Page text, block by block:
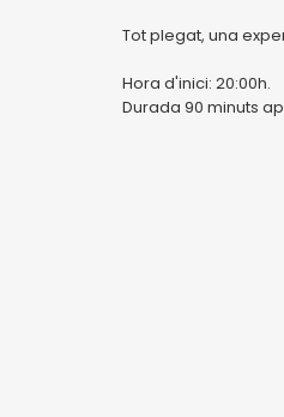
Tot plegat, una
Hora d'inici: 20:00h.
Durada 90 minuts